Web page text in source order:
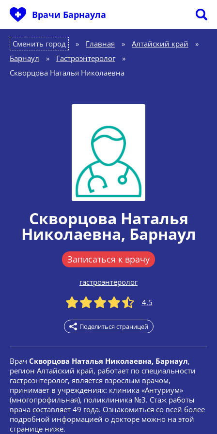
Врачи Барнаула
Сменить город Главная » Алтайский край
»
Барнаул
» Гастроэнтеролог
»
Скворцова Наталья Николаевна
Скворцова Наталья
Николаевна, Барнаул
Записаться к врачу
гастроэнтеролог
4.5
Поделиться страницей
Врач Скворцова Наталья Николаевна, Барнаул,
регион Алтайский край, работает по специальности
гастроэнтеролог, является взрослым врачом,
принимает в учреждениях: клиника «Антуриум»
(многопрофильная), поликлиника №3. Стаж работы
врача составляет 49 года. Ознакомиться со всей более
подробной информацией о докторе можно на этой
странице ниже.